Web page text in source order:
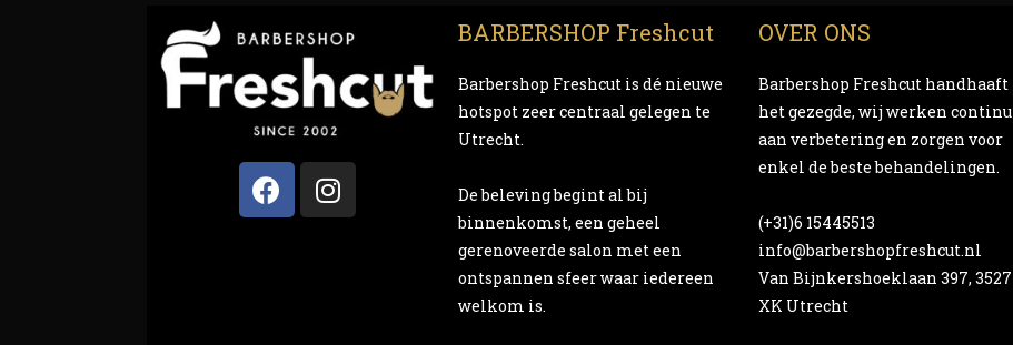
BARBERSHOP Freshcut
Barbershop Freshcut is dé nieuwe
hotspot zeer centraal gelegen te
Utrecht.
De beleving begint al bij
binnenkomst, een geheel
gerenoveerde salon met een
ontspannen sfeer waar iedereen
welkom is.
OVER ONS
Barbershop Freshcut handhaaft
het gezegde, wij werken continu
aan verbetering en zorgen voor
enkel de beste behandelingen.
(+31)6 15445513
info@barbershopfreshcut.nl
Van Bijnkershoeklaan 397, 3527
XK Utrecht